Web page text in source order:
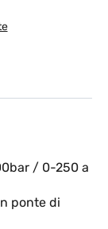
/ 0-250 a
ponte di